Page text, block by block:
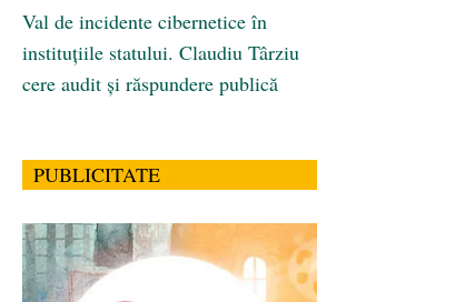
Val de incidente cibernetice în
instituțiile statului. Claudiu Târziu
cere audit și răspundere publică
PUBLICITATE